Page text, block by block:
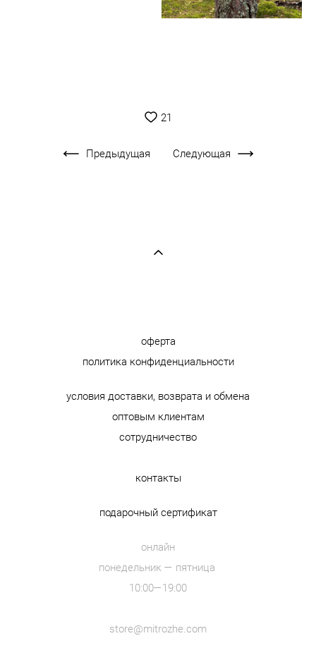
21
Предыдущая Следующая
оферта
политика конфиденциальности
условия доставки, возврата и обмена
оптовым клиентам
сотрудничество
контакты
подарочный сертификат
онлайн
понедельник — пятница
10:00—19:00
store@mitrozhe.com